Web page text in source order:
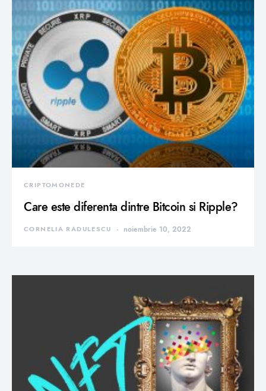
CRIPTOMONEDE
Care este diferenta dintre Bitcoin si Ripple?
CORNELIA RADULESCU noiembrie 10, 2022